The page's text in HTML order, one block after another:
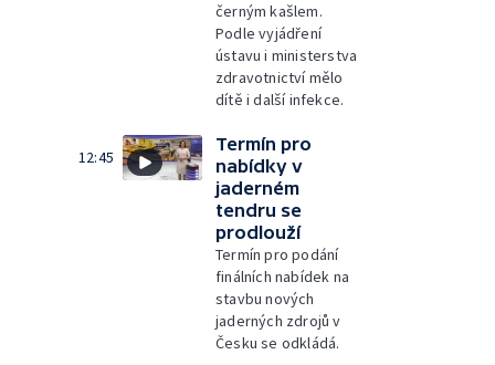
černým kašlem.
Podle vyjádření
ústavu i ministerstva
zdravotnictví mělo
dítě i další infekce.
12:45
Termín pro
nabídky v
jaderném
tendru se
prodlouží
Termín pro podání
finálních nabídek na
stavbu nových
jaderných zdrojů v
Česku se odkládá.